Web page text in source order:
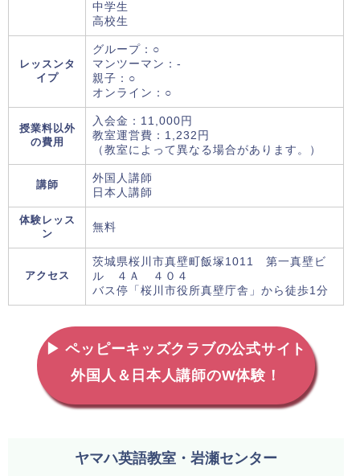
中学生
高校生
レッスンタ
イプ
グループ：○
マンツーマン：-
親子：○
オンライン：○
授業料以外
の費用
入会金：11,000円
教室運営費：1,232円
（教室によって異なる場合があります。）
講師
外国人講師
日本人講師
体験レッス
ン
無料
アクセス
茨城県桜川市真壁町飯塚1011 第一真壁ビ
ル ４Ａ ４０４
バス停「桜川市役所真壁庁舎」から徒歩1分
▶ ペッピーキッズクラブの公式サイト
外国人＆日本人講師のW体験！
ヤマハ英語教室・岩瀬センター